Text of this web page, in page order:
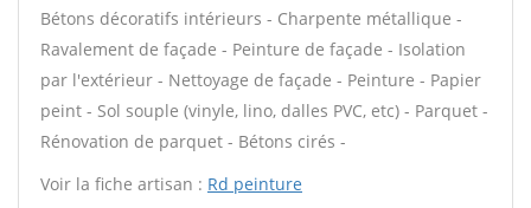
Bétons décoratifs intérieurs - Charpente métallique -
Ravalement de façade - Peinture de façade - Isolation
par l'extérieur - Nettoyage de façade - Peinture - Papier
peint - Sol souple (vinyle, lino, dalles PVC, etc) - Parquet -
Rénovation de parquet - Bétons cirés -
Voir la fiche artisan : Rd peinture